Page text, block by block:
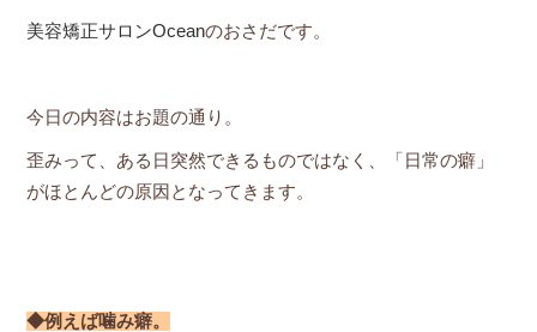
美容矯正サロンOceanのおさだです。
今日の内容はお題の通り。
歪みって、ある日突然できるものではなく、「日常の癖」
がほとんどの原因となってきます。
◆例えば噛み癖。